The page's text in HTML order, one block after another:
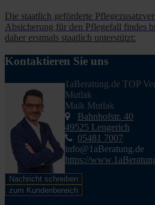
Die staatlich geförderte
Absicherung für den Pflegefall findes
daher erstmals staatlich unterstützt:
Kontaktieren Sie uns
1aBeratung.de TOP
Mutlak
Maik Mutlak
Bahnhofstr. 40
49525 Lengerich
05481 7007
info@1aBeratung.de
https://
Nachricht schreiben
zum Kundenbereich